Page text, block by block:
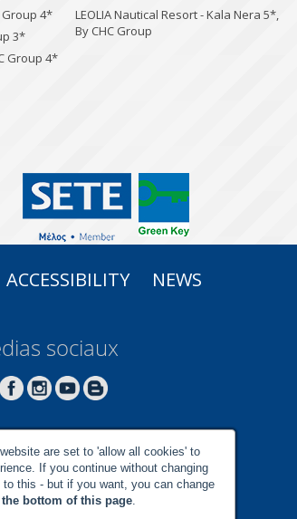
Group 4*
3*
Group 4*
LEOLIA Nautical Resort - Kala Nera 5*,
By CHC Group
ACCESSIBILITY NEWS
sociaux
are set to 'allow all cookies' to
If you continue without changing
this - but if you want, you can change
the bottom of this page